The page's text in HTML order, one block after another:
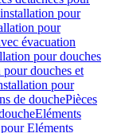
pour
pour
évacuation
pour douches
douches et
pour
de douchePièces
Eléments
Eléments